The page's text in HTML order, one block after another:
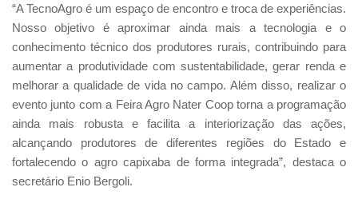
“A TecnoAgro é um espaço de encontro e troca de experiências.
Nosso objetivo é aproximar ainda mais a tecnologia e o
conhecimento técnico dos produtores rurais, contribuindo para
aumentar a produtividade com sustentabilidade, gerar renda e
melhorar a qualidade de vida no campo. Além disso, realizar o
evento junto com a Feira Agro Nater Coop torna a programação
ainda mais robusta e facilita a interiorização das ações,
alcançando produtores de diferentes regiões do Estado e
fortalecendo o agro capixaba de forma integrada”, destaca o
secretário Enio Bergoli.